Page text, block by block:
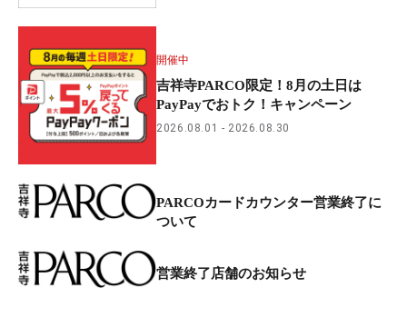
開催中
吉祥寺PARCO限定！8月の土日は
PayPayでおトク！キャンペーン
2026.08.01 2026.08.30
PARCOカードカウンター営業終了に
ついて
営業終了店舗のお知らせ